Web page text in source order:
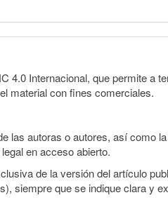
4.0 Internacional, que permite a
material con fines comerciales.
las autoras o autores, así como
en acceso abierto.
de la versión del artículo
siempre que se indique clara y